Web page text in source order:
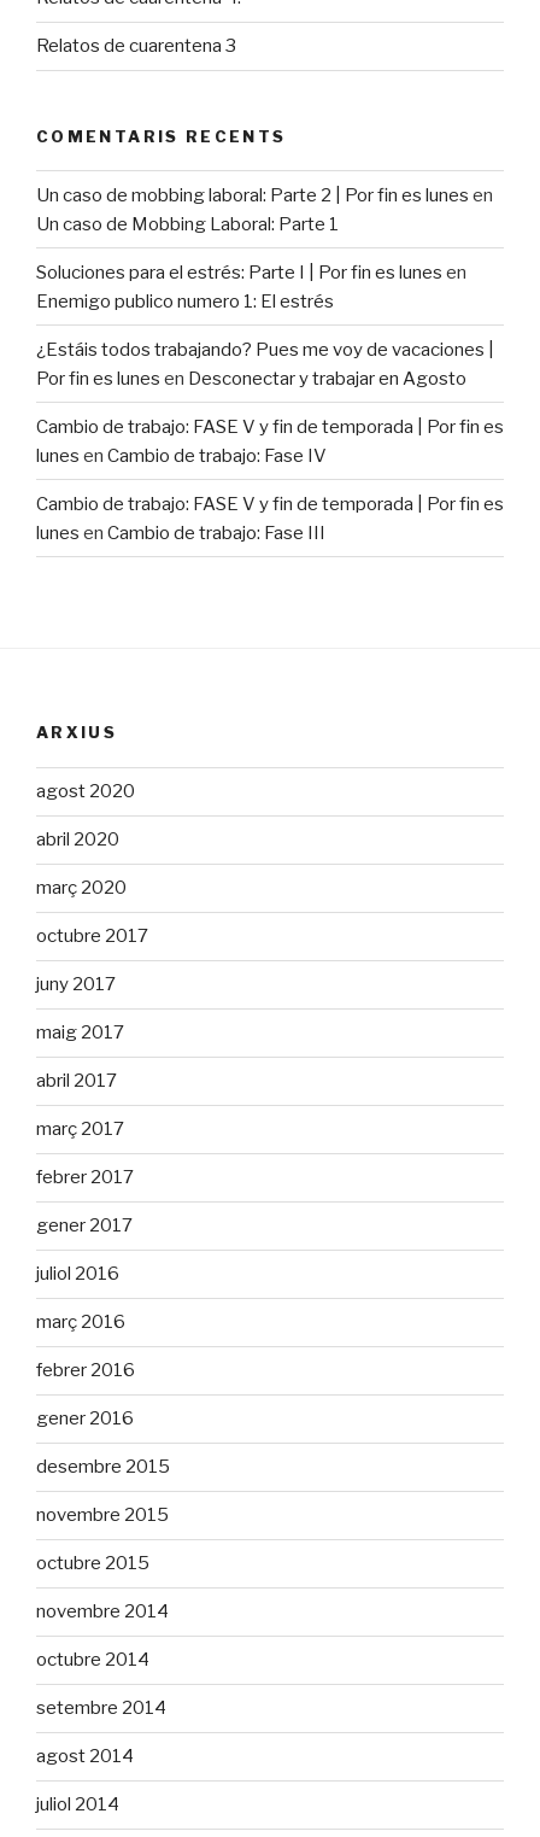
Relatos de cuarentena 3
COMENTARIS RECENTS
Un caso de mobbing laboral: Parte 2 | Por fin es lunes en
Un caso de Mobbing Laboral: Parte 1
Soluciones para el estrés: Parte I | Por fin es lunes en
Enemigo publico numero 1: El estrés
¿Estáis todos trabajando? Pues me voy de vacaciones |
Por fin es lunes en Desconectar y trabajar en Agosto
Cambio de trabajo: FASE V y fin de temporada | Por fin es
lunes en Cambio de trabajo: Fase IV
Cambio de trabajo: FASE V y fin de temporada | Por fin es
lunes en Cambio de trabajo: Fase III
ARXIUS
agost 2020
abril 2020
març 2020
octubre 2017
juny 2017
maig 2017
abril 2017
març 2017
febrer 2017
gener 2017
juliol 2016
març 2016
febrer 2016
gener 2016
desembre 2015
novembre 2015
octubre 2015
novembre 2014
octubre 2014
setembre 2014
agost 2014
juliol 2014